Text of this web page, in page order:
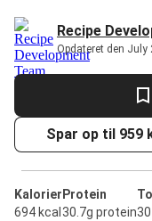
Recipe
Opdateret den July
Spar op til 959
Kalorier
694 kcal
Protein
30.7g protein